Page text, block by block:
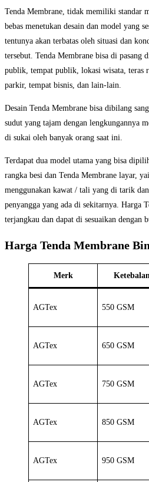
Tenda Membrane, tidak memiliki standar
bebas menetukan desain dan model yang
tentunya akan terbatas oleh situasi dan
tersebut. Tenda Membrane bisa di pasang
publik, tempat publik, lokasi wisata, teras
parkir, tempat bisnis, dan lain-lain.
Desain Tenda Membrane bisa dibilang
sudut yang tajam dengan lengkungannya
di sukai oleh banyak orang saat ini.
Terdapat dua model utama yang bisa
rangka besi dan Tenda Membrane layar,
menggunakan kawat / tali yang di tarik
penyangga yang ada di sekitarnya. Harga
terjangkau dan dapat di sesuaikan dengan
Harga Tenda Membrane
Merk Ketebalan
AGTex 550 GSM
AGTex 650 GSM
AGTex 750 GSM
AGTex 850 GSM
AGTex 950 GSM